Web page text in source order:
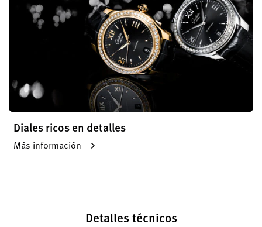
Diales ricos en detalles
Más información
Detalles técnicos